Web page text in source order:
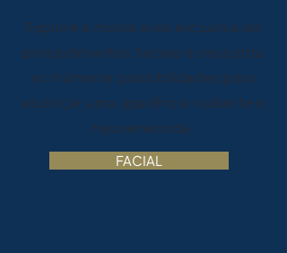
Explore a nossa área exclusiva de
procedimentos faciais e descubra
as inúmeras possibilidades para
alcançar uma aparência radiante e
rejuvenescida.
FACIAL